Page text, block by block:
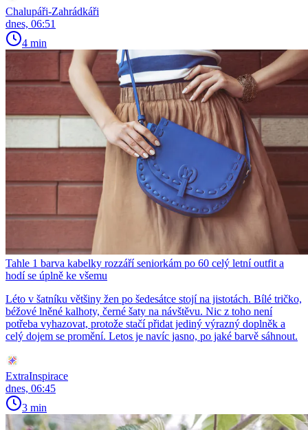
Chalupáři-Zahrádkáři
dnes, 06:51
4 min
Tahle 1 barva kabelky rozzáří seniorkám po 60 celý letní outfit a
hodí se úplně ke všemu
Léto v šatníku většiny žen po šedesátce stojí na jistotách. Bílé tričko,
béžové lněné kalhoty, černé šaty na návštěvu. Nic z toho není
potřeba vyhazovat, protože stačí přidat jediný výrazný doplněk a
celý dojem se promění. Letos je navíc jasno, po jaké barvě sáhnout.
ExtraInspirace
dnes, 06:45
3 min